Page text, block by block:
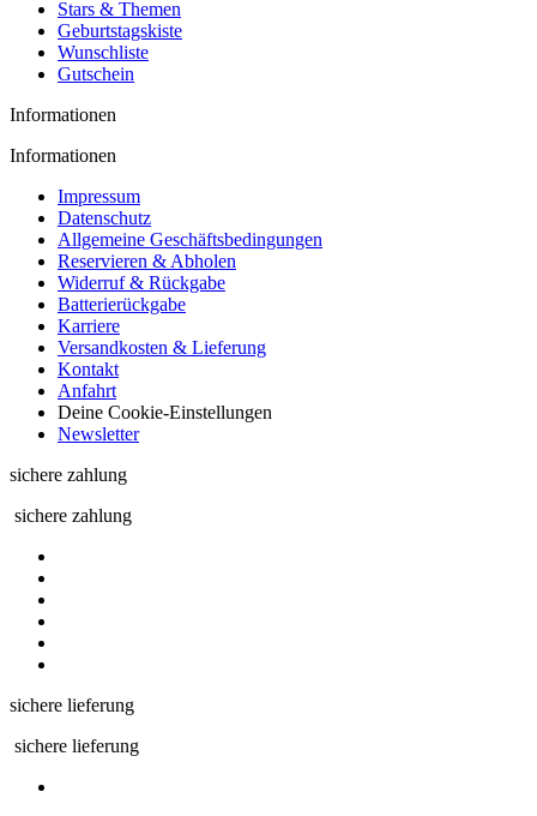
Stars & Themen
Geburtstagskiste
Wunschliste
Gutschein
Informationen
Informationen
Impressum
Datenschutz
Allgemeine Geschäftsbedingungen
Reservieren & Abholen
Widerruf & Rückgabe
Batterierückgabe
Karriere
Versandkosten & Lieferung
Kontakt
Anfahrt
Deine Cookie-Einstellungen
Newsletter
sichere zahlung
sichere zahlung
sichere lieferung
sichere lieferung